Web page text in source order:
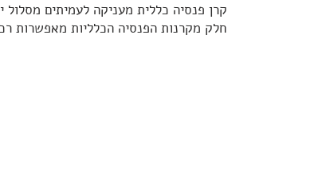
קרן פנסיה כללית מעניקה לעמיתים
חלק מקרנות הפנסיה הכלליות מאפשרות